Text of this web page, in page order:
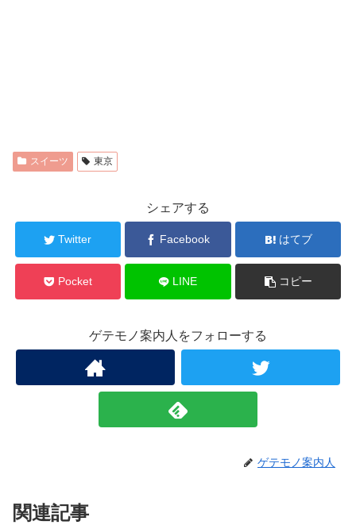
スイーツ 東京
シェアする
Twitter Facebook はてブ
Pocket LINE コピー
ゲテモノ案内人をフォローする
ゲテモノ案内人
関連記事